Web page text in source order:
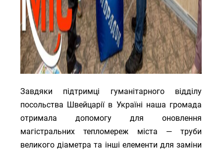
Завдяки підтримці гуманітарного відділу
посольства Швейцарії в Україні наша громада
отримала допомогу для оновлення
магістральних тепломереж міста — труби
великого діаметра та інші елементи для заміни